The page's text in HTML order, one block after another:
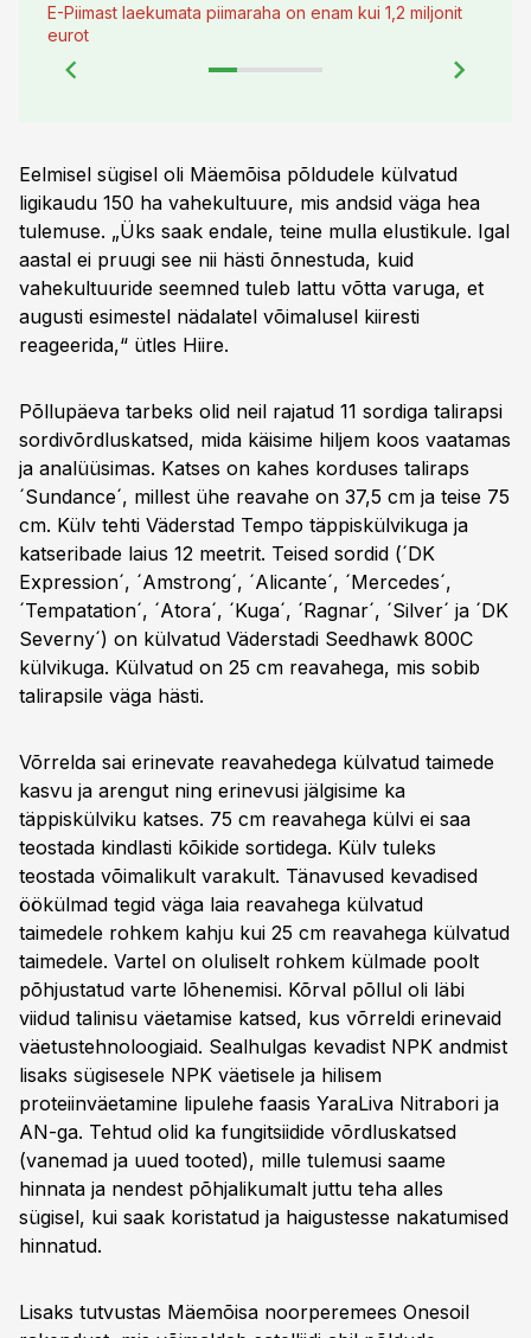
E-Piimast laekumata piimaraha on enam kui 1,2 miljonit
eurot
Eelmisel sügisel oli Mäemõisa põldudele külvatud
ligikaudu 150 ha vahekultuure, mis andsid väga hea
tulemuse. „Üks saak endale, teine mulla elustikule. Igal
aastal ei pruugi see nii hästi õnnestuda, kuid
vahekultuuride seemned tuleb lattu võtta varuga, et
augusti esimestel nädalatel võimalusel kiiresti
reageerida,“ ütles Hiire.
Põllupäeva tarbeks olid neil rajatud 11 sordiga talirapsi
sordivõrdluskatsed, mida käisime hiljem koos vaatamas
ja analüüsimas. Katses on kahes korduses taliraps
´Sundance´, millest ühe reavahe on 37,5 cm ja teise 75
cm. Külv tehti Väderstad Tempo täppiskülvikuga ja
katseribade laius 12 meetrit. Teised sordid (´DK
Expression´, ´Amstrong´, ´Alicante´, ´Mercedes´,
´Tempatation´, ´Atora´, ´Kuga´, ´Ragnar´, ´Silver´ ja ´DK
Severny´) on külvatud Väderstadi Seedhawk 800C
külvikuga. Külvatud on 25 cm reavahega, mis sobib
talirapsile väga hästi.
Võrrelda sai erinevate reavahedega külvatud taimede
kasvu ja arengut ning erinevusi jälgisime ka
täppiskülviku katses. 75 cm reavahega külvi ei saa
teostada kindlasti kõikide sortidega. Külv tuleks
teostada võimalikult varakult. Tänavused kevadised
öökülmad tegid väga laia reavahega külvatud
taimedele rohkem kahju kui 25 cm reavahega külvatud
taimedele. Vartel on oluliselt rohkem külmade poolt
põhjustatud varte lõhenemisi. Kõrval põllul oli läbi
viidud talinisu väetamise katsed, kus võrreldi erinevaid
väetustehnoloogiaid. Sealhulgas kevadist NPK andmist
lisaks sügisesele NPK väetisele ja hilisem
proteiinväetamine lipulehe faasis YaraLiva Nitrabori ja
AN-ga. Tehtud olid ka fungitsiidide võrdluskatsed
(vanemad ja uued tooted), mille tulemusi saame
hinnata ja nendest põhjalikumalt juttu teha alles
sügisel, kui saak koristatud ja haigustesse nakatumised
hinnatud.
Lisaks tutvustas Mäemõisa noorperemees Onesoil